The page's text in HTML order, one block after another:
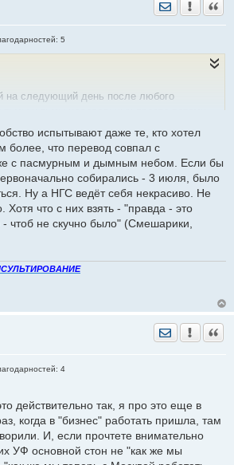
Отправить
5
на следующий день после любого
привычный режим дня, а не потому,
новым временем.
было не сосчитать после каждого перехода
комментарии абсолютно не показательны.
непременно изобразить, что народ массово
испытывают даже те, кто хотел
более, что перевод совпал с
с пасмурным и дымным небом. Если бы
собирались - 3 июля, было
Ну а НГС ведёт себя некрасиво. Не
Хотя что с них взять - "правда - это
- чтоб не скучно было" (Смешарики,
Отправить
4
действительно так, я про это еще в
когда в "бизнес" работать пришла, там
И, если прочтете внимательно
УФ основной стон не "как же мы